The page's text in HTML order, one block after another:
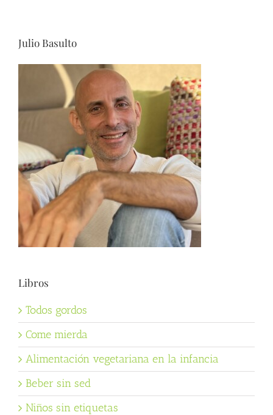
Julio Basulto
Libros
Todos gordos
Come mierda
Alimentación vegetariana en la infancia
Beber sin sed
Niños sin etiquetas